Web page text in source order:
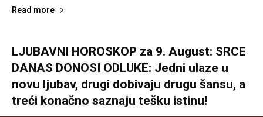
Read more
LJUBAVNI HOROSKOP za 9. August: SRCE
DANAS DONOSI ODLUKE: Jedni ulaze u
novu ljubav, drugi dobivaju drugu šansu, a
treći konačno saznaju tešku istinu!